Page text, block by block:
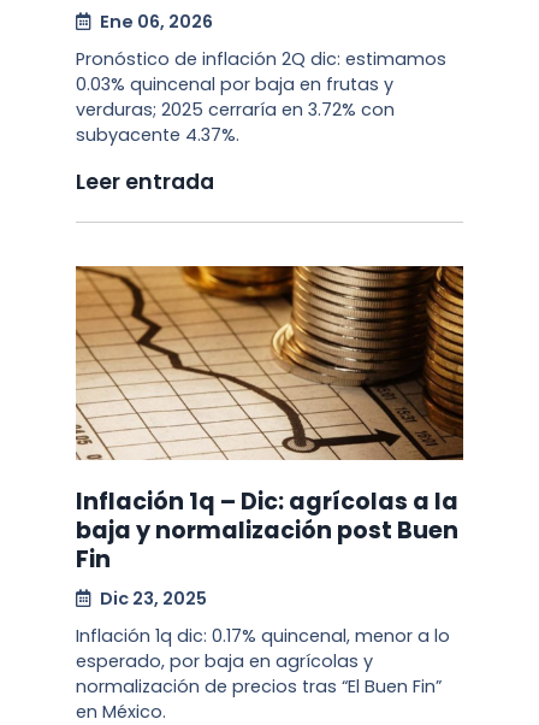
Ene 06, 2026
Pronóstico de inflación 2Q dic: estimamos
0.03% quincenal por baja en frutas y
verduras; 2025 cerraría en 3.72% con
subyacente 4.37%.
Leer entrada
Inflación 1q – Dic: agrícolas a la
baja y normalización post Buen
Fin
Dic 23, 2025
Inflación 1q dic: 0.17% quincenal, menor a lo
esperado, por baja en agrícolas y
normalización de precios tras “El Buen Fin”
en México.